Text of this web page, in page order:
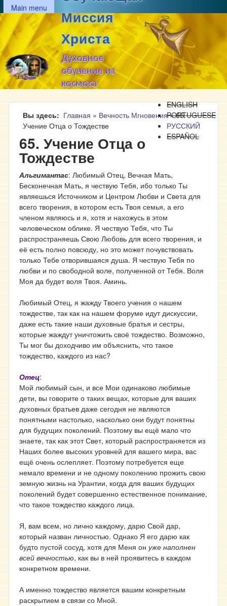
Перейти к основному
содержанию
MAIN MENU
Main menu
Миссия
Христа
Духовное
обучение из
космоса
ENGLISH
PORTUGUESE
РУССКИЙ
ESPAÑOL
Вы здесь Главная » Вечность Мгновения»65.
Учение Отца о Тождестве
65. Учение Отца о
Тождестве
Альгимантас: Любимый Отец, Вечная Мать,
Бесконечная Мать, я чествую Тебя, ибо только Ты
являешься Источником и Центром Любви и Света для
всего творения, в котором есть Твоя семья, а его
членом являюсь и я, хотя и нахожусь в этом
человеческом облике. Я чествую Тебя, что Ты
распространяешь Свою Любовь для всего творения, и
её есть полно повсюду, но это может почувствовать
только Тебе отворившаяся душа. Я чествую Тебя по
любви и по свободной воле, полученной от Тебя. Воля
Моя да будет воля Твоя. Аминь.
Любимый Отец, я жажду Твоего учения о нашем
тождестве, так как на нашем форуме идут дискуссии,
даже есть такие наши духовные братья и сестры,
которые жаждут уничтожить своё тождество. Возможно,
Ты мог бы доходчиво им объяснить, что такое
тождество, каждого из нас?
Отец:
Мой любимый сын, и все Мои одинаково любимые
дети, вы говорите о таких вещах, которые для ваших
духовных братьев даже сегодня не являются
понятными настолько, насколько они будут понятны
для будущих поколений. Поэтому вы ещё мало что
знаете, так как этот Свет, который распространяется из
Наших более высоких уровней для вашего мира, вас
ещё очень ослепляет. Поэтому потребуется еще
немало времени и не одному поколению прожить свою
земную жизнь на Урантии, когда для ваших будущих
поколений будет совершенно естественное понимание,
что такое тождество каждого лица.
Я, вам всем, но лично каждому, дарю Свой дар,
который назван личностью. Однако Я его дарю как
будто пустой сосуд, хотя для Меня он уже наполнен
всей вечностью, как вы в ней проявитесь в каждом
конкретном времени.
А именно тождество является вашим конкретным
раскрытием в связи со Мной.